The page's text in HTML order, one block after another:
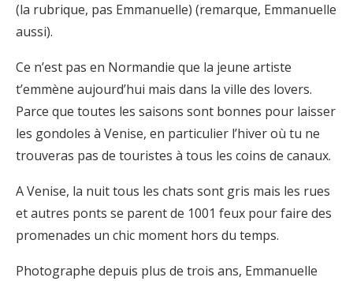
(la rubrique, pas Emmanuelle) (remarque, Emmanuelle
aussi).
Ce n’est pas en Normandie que la jeune artiste
t’emmène aujourd’hui mais dans la ville des lovers.
Parce que toutes les saisons sont bonnes pour laisser
les gondoles à Venise, en particulier l’hiver où tu ne
trouveras pas de touristes à tous les coins de canaux.
A Venise, la nuit tous les chats sont gris mais les rues
et autres ponts se parent de 1001 feux pour faire des
promenades un chic moment hors du temps.
Photographe depuis plus de trois ans, Emmanuelle